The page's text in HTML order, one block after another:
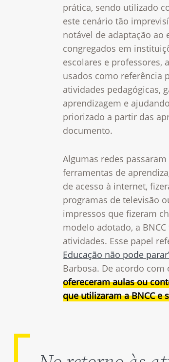
prática, sendo utilizado
este cenário tão
notável de adaptação
congregados em
escolares e professores,
usados como referência
atividades pedagógicas,
aprendizagem e
priorizado a partir das
documento.
Algumas redes
ferramentas de
de acesso à internet,
programas de televisão
impressos que fizeram
modelo adotado, a
atividades. Esse papel
Educação não pode
Barbosa. De acordo com
ofereceram aulas ou
que utilizaram a BNCC e